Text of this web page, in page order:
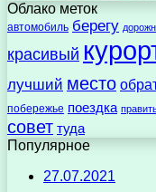
Облако меток
автомобиль берегу
красивый
лучший место
побережье поездка
совет туда
Популярное
27.07.2021